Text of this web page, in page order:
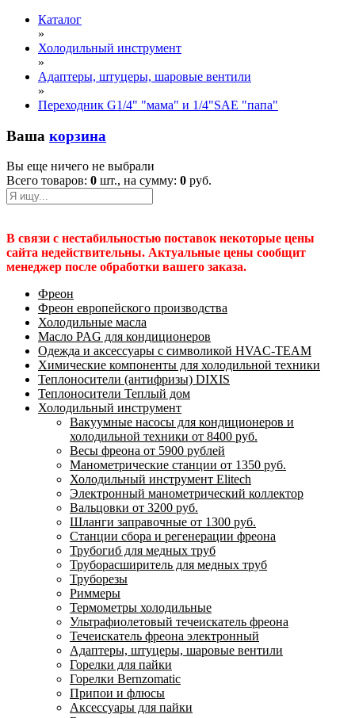
Каталог
»
Холодильный инструмент
»
Адаптеры, штуцеры, шаровые вентили
»
Переходник G1/4" "мама" и 1/4"SAE "папа"
Ваша корзина
Вы еще ничего не выбрали
Всего товаров: 0 шт., на сумму: 0 руб.
В связи с нестабильностью поставок некоторые цены
сайта недействительны. Актуальные цены сообщит
менеджер после обработки вашего заказа.
Фреон
Фреон европейского производства
Холодильные масла
Масло PAG для кондиционеров
Одежда и аксессуары с символикой HVAC-TEAM
Химические компоненты для холодильной техники
Теплоносители (антифризы) DIXIS
Теплоносители Теплый дом
Холодильный инструмент
Вакуумные насосы для кондиционеров и
холодильной техники от 8400 руб.
Весы фреона от 5900 рублей
Манометрические станции от 1350 руб.
Холодильный инструмент Elitech
Электронный манометрический коллектор
Вальцовки от 3200 руб.
Шланги заправочные от 1300 руб.
Станции сбора и регенерации фреона
Трубогиб для медных труб
Труборасширитель для медных труб
Труборезы
Риммеры
Термометры холодильные
Ультрафиолетовый течеискатель фреона
Течеискатель фреона электронный
Адаптеры, штуцеры, шаровые вентили
Горелки для пайки
Горелки Bernzomatic
Припои и флюсы
Аксессуары для пайки